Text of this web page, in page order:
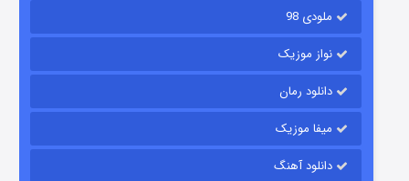
ملودی 98
نواز موزیک
دانلود رمان
میفا موزیک
دانلود آهنگ